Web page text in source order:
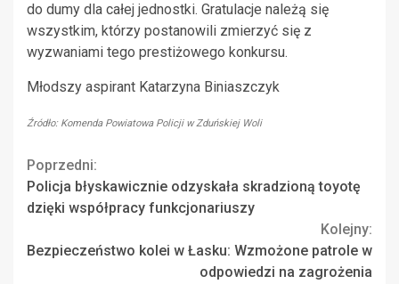
do dumy dla całej jednostki. Gratulacje należą się
wszystkim, którzy postanowili zmierzyć się z
wyzwaniami tego prestiżowego konkursu.
Młodszy aspirant Katarzyna Biniaszczyk
Źródło: Komenda Powiatowa Policji w Zduńskiej Woli
Continue
Reading
Poprzedni:
Policja błyskawicznie odzyskała skradzioną toyotę
dzięki współpracy funkcjonariuszy
Kolejny:
Bezpieczeństwo kolei w Łasku: Wzmożone patrole w
odpowiedzi na zagrożenia